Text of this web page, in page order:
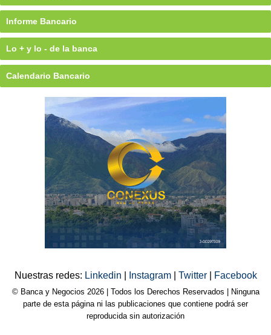
Informe Bancario
Lo + y lo - de la banca
Calendario Bancario
Nuestras redes: Linkedin Instagram Twitter Facebook
© Banca y Negocios 2026 | Todos los Derechos Reservados | Ninguna
parte de esta página ni las publicaciones que contiene podrá ser
reproducida sin autorización